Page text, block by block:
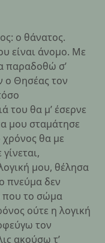
ο θάνατος.
είναι άνομο. Με
παραδοθώ σ’
ο Θησέας τον
του θα μ’ έσερνε
μου σταμάτησε
θα με
μου, θέλησα
πνεύμα δεν
που το σώμα
ούτε η λογική
τον
ακούσω τ’